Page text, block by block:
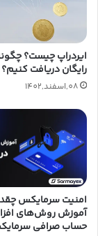
ایردراپ چیست؟
رایگان دریافت کنیم؟
08,اسفند,1402
امنیت سرمایکس
آموزش روش‌های
حساب صرافی